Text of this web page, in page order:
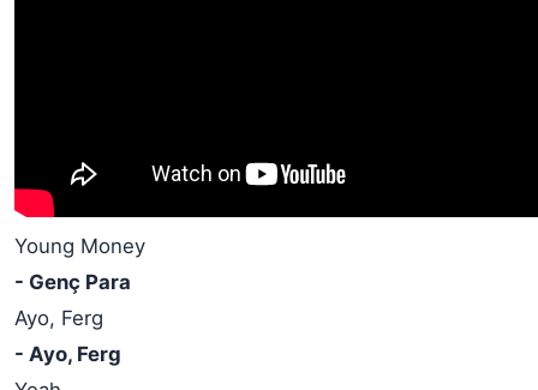
Young Money
- Genç Para
Ayo, Ferg
- Ayo, Ferg